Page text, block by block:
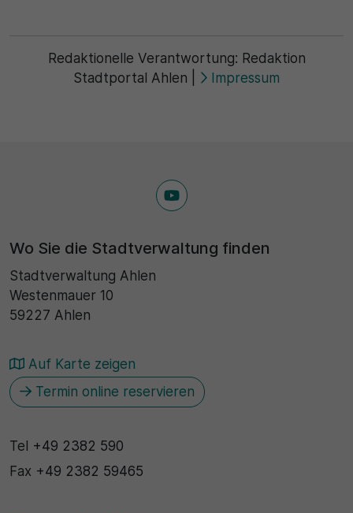
Redaktionelle Verantwortung: Redaktion
Stadtportal Ahlen
Impressum
Wo Sie die Stadtverwaltung finden
Stadtverwaltung Ahlen
Westenmauer 10
59227 Ahlen
Auf Karte zeigen
Termin online reservieren
Tel +49 2382 590
Fax +49 2382 59465